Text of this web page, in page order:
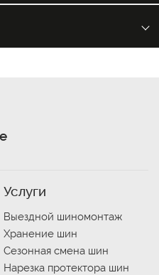
Услуги
Выездной шиномонтаж
Хранение шин
Сезонная смена шин
Нарезка протектора шин